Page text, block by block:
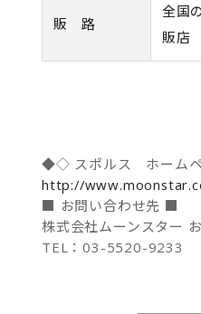
販 路
全国
販店
◆◇ スポルス ホームペ
http://
■ お問い合わせ先 ■
株式会社ムーンスター
TEL：03-5520-9233